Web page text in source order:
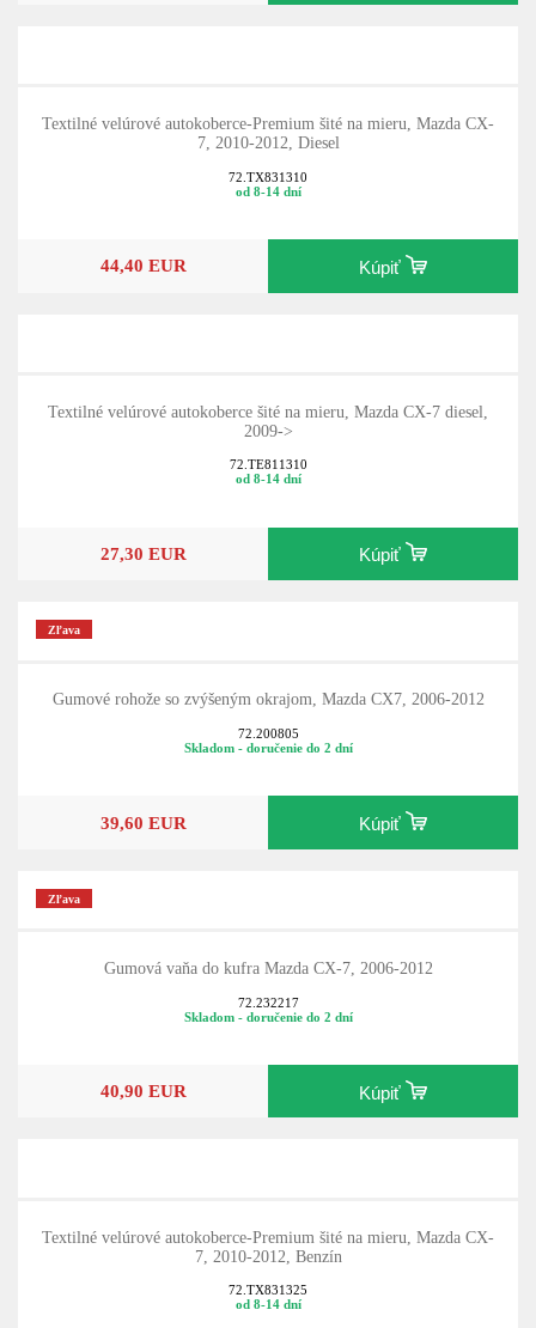
Textilné velúrové autokoberce-Premium šité na mieru, Mazda CX-
7, 2010-2012, Diesel
72.TX831310
od 8-14 dní
44,40 EUR Kúpiť
Textilné velúrové autokoberce šité na mieru, Mazda CX-7 diesel,
2009->
72.TE811310
od 8-14 dní
27,30 EUR Kúpiť
Zľava
Gumové rohože so zvýšeným okrajom, Mazda CX7, 2006-2012
72.200805
Skladom - doručenie do 2 dní
39,60 EUR Kúpiť
Zľava
Gumová vaňa do kufra Mazda CX-7, 2006-2012
72.232217
Skladom - doručenie do 2 dní
40,90 EUR Kúpiť
Textilné velúrové autokoberce-Premium šité na mieru, Mazda CX-
7, 2010-2012, Benzín
72.TX831325
od 8-14 dní